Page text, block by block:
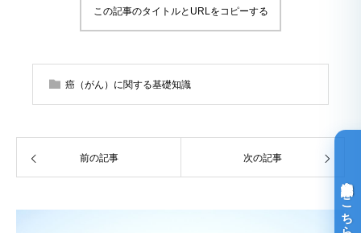
この記事のタイトルとURLをコピーする
癌（がん）に関する基礎知識
前の記事 次の記事
光免疫療法詳細はこちら